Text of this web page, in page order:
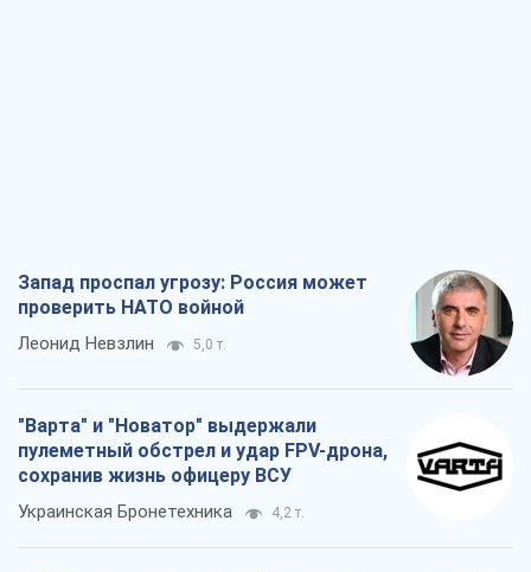
Запад проспал угрозу: Россия может
проверить НАТО войной
Леонид Невзлин 5,0 т.
"Варта" и "Новатор" выдержали
пулеметный обстрел и удар FPV-дрона,
сохранив жизнь офицеру ВСУ
Украинская Бронетехника 4,2 т.